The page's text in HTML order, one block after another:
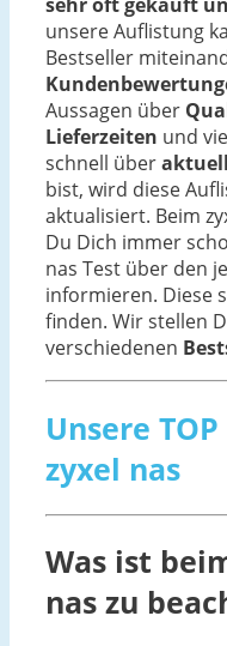
unsere Auflistung
Bestseller
Aussagen über
Lieferzeiten und
schnell über
bist, wird diese
aktualisiert. Beim
Du Dich immer
nas Test über den
informieren. Diese
finden. Wir stellen
verschiedenen
Unsere
zyxel nas
Was ist
nas zu